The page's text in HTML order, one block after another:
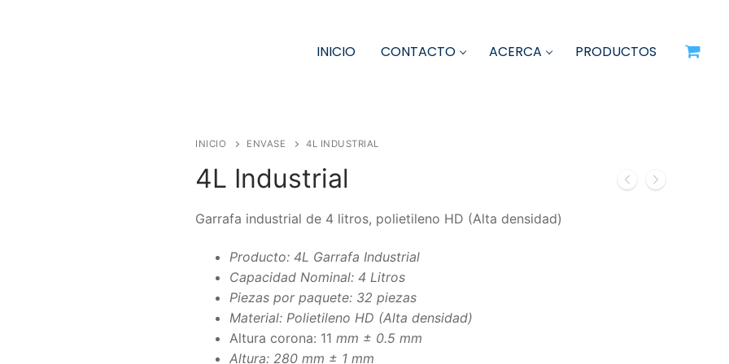
INICIO CONTACTO ACERCA PRODUCTOS
INICIO ENVASE 4L INDUSTRIAL
4L Industrial
Garrafa industrial de 4 litros, polietileno HD (Alta densidad)
Producto: 4L Garrafa Industrial
Capacidad Nominal: 4 Litros
Piezas por paquete: 32 piezas
Material: Polietileno HD (Alta densidad)
Altura corona: 11 mm ± 0.5 mm
Altura: 280 mm ± 1 mm